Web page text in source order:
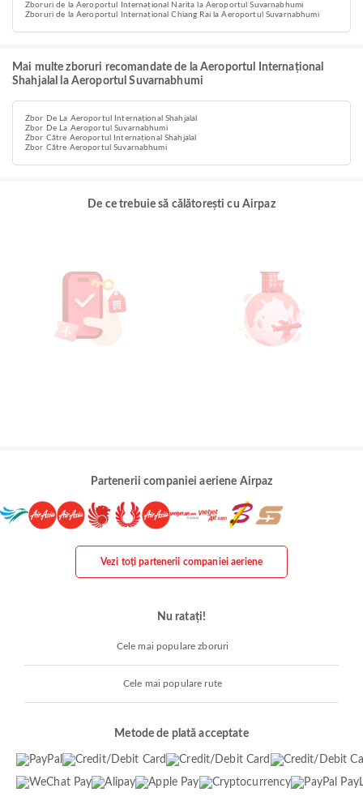
Zboruri de la Aeroportul Internațional Narita la Aeroportul Suvarnabhumi
Zboruri de la Aeroportul Internațional Chiang Rai la Aeroportul Suvarnabhumi
Mai multe zboruri recomandate de la Aeroportul Internațional
Shahjalal la Aeroportul Suvarnabhumi
Zbor De La Aeroportul Internațional Shahjalal
Zbor De La Aeroportul Suvarnabhumi
Zbor Către Aeroportul Internațional Shahjalal
Zbor Către Aeroportul Suvarnabhumi
De ce trebuie să călătorești cu Airpaz
Partenerii companiei aeriene Airpaz
Vezi toți partenerii companiei aeriene
Nu ratați!
Cele mai populare zboruri
Cele mai populare rute
Metode de plată acceptate